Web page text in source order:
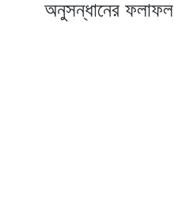
অনুসন্ধানের ফলাফল